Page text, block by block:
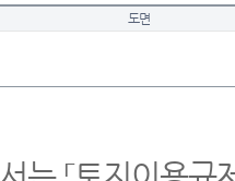
도면